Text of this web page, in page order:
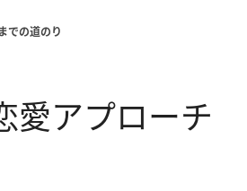
での道のり
アプローチ